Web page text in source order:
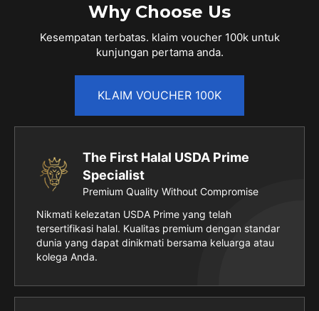
Why Choose Us
Kesempatan terbatas. klaim voucher 100k untuk
kunjungan pertama anda.
KLAIM VOUCHER 100K
The First Halal USDA Prime
Specialist
Premium Quality Without Compromise
Nikmati kelezatan USDA Prime yang telah
tersertifikasi halal. Kualitas premium dengan standar
dunia yang dapat dinikmati bersama keluarga atau
kolega Anda.